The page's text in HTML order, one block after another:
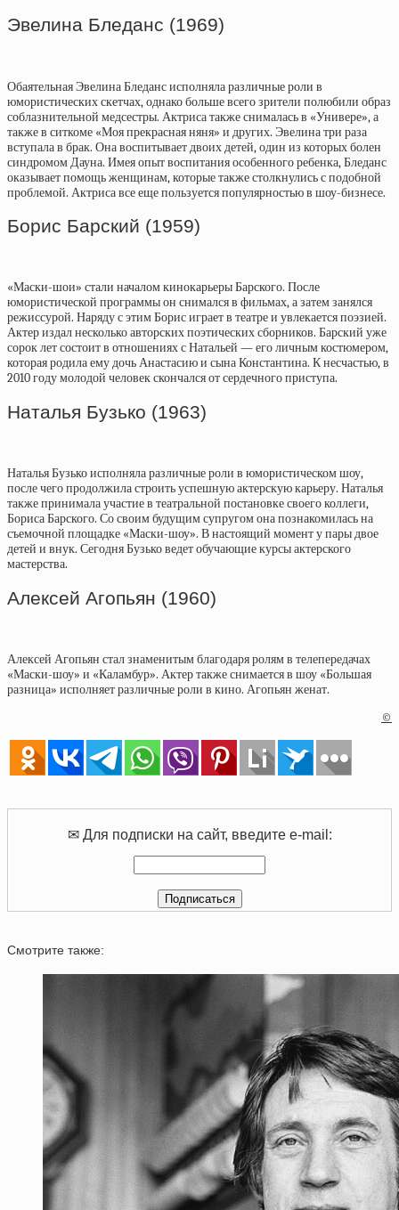
Эвелина Бледанс (1969)
Обаятельная Эвелина Бледанс исполняла различные роли в
юмористических скетчах, однако больше всего зрители полюбили образ
соблазнительной медсестры. Актриса также снималась в «Универе», а
также в ситкоме «Моя прекрасная няня» и других. Эвелина три раза
вступала в брак. Она воспитывает двоих детей, один из которых болен
синдромом Дауна. Имея опыт воспитания особенного ребенка, Бледанс
оказывает помощь женщинам, которые также столкнулись с подобной
проблемой. Актриса все еще пользуется популярностью в шоу-бизнесе.
Борис Барский (1959)
«Маски-шои» стали началом кинокарьеры Барского. После
юмористической программы он снимался в фильмах, а затем занялся
режиссурой. Наряду с этим Борис играет в театре и увлекается поэзией.
Актер издал несколько авторских поэтических сборников. Барский уже
сорок лет состоит в отношениях с Натальей — его личным костюмером,
которая родила ему дочь Анастасию и сына Константина. К несчастью, в
2010 году молодой человек скончался от сердечного приступа.
Наталья Бузько (1963)
Наталья Бузько исполняла различные роли в юмористическом шоу,
после чего продолжила строить успешную актерскую карьеру. Наталья
также принимала участие в театральной постановке своего коллеги,
Бориса Барского. Со своим будущим супругом она познакомилась на
съемочной площадке «Маски-шоу». В настоящий момент у пары двое
детей и внук. Сегодня Бузько ведет обучающие курсы актерского
мастерства.
Алексей Агопьян (1960)
Алексей Агопьян стал знаменитым благодаря ролям в телепередачах
«Маски-шоу» и «Каламбур». Актер также снимается в шоу «Большая
разница» исполняет различные роли в кино. Агопьян женат.
©
✉ Для подписки на сайт, введите e-mail:
Смотрите также: